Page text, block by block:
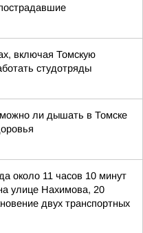
включая Томскую
студотряды
ли дышать в Томске
около 11 часов 10 минут
улице Нахимова, 20
двух транспортных